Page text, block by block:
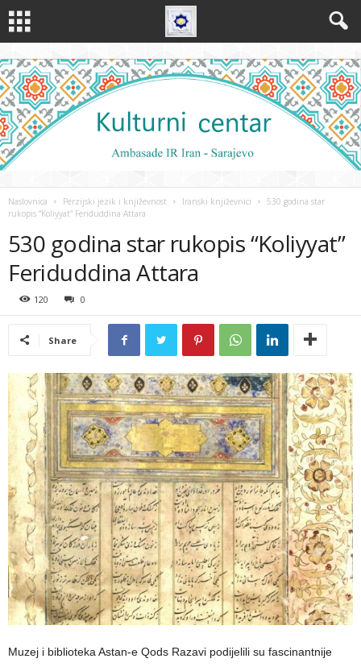
Naslovnica Perzijski jezik i književnost Iranski književnici
530 godina star
rukopis “Koliyyat” Feriduddina Attara
530 godina star rukopis “Koliyyat”
Feriduddina Attara
120 0
Share
Muzej i biblioteka Astan-e Qods Razavi podijelili su fascinantnije